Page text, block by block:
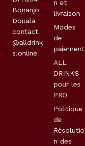
Bonanjo
Douala
contact
@alldrink
s.online
n et
livraison
Modes
de
paiement
ALL
DRINKS
pour les
PRO
Politique
de
Résolutio
n des